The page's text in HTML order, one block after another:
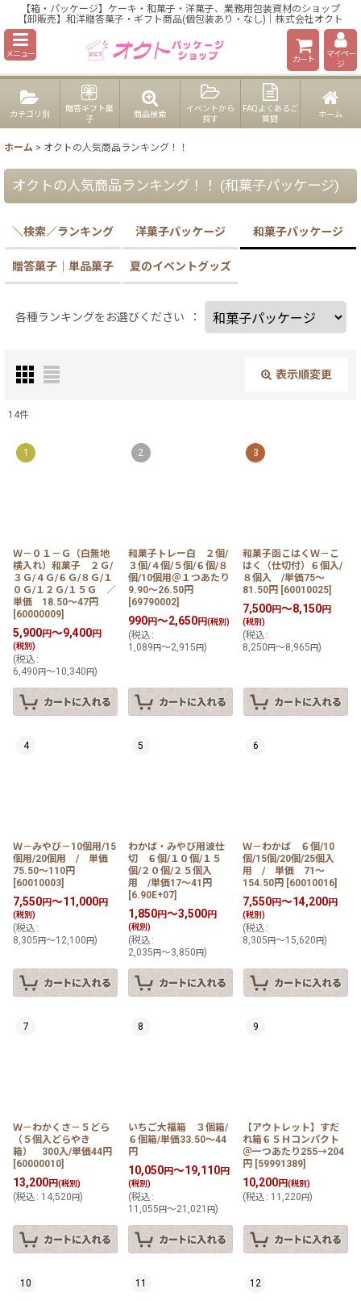
【箱・パッケージ】ケーキ・和菓子・洋菓子、業務用包装資材のショップ
【卸販売】和洋贈答菓子・ギフト商品(個包装あり・なし)｜株式会社オクト
メニュー
カート
マイペー
ジ
カテゴリ別
贈答ギフト菓
子
商品検索
イベントから
探す
FAQよくあるご
質問
ホーム
ホーム > オクトの人気商品ランキング！！
オクトの人気商品ランキング！！ (和菓子パッケージ)
＼検索／ランキング 洋菓子パッケージ 和菓子パッケージ
贈答菓子｜単品菓子 夏のイベントグッズ
各種ランキングをお選びください ：
表示順変更
14件
1
Ｗ－０１－Ｇ（白無地
横入れ）和菓子 ２Ｇ/
３Ｇ/４Ｇ/６Ｇ/８Ｇ/１
０Ｇ/１２Ｇ/１５Ｇ ／
単価 18.50〜47円
[60000009]
5,900円～9,400円
(税別)
(税込 :
6,490 円～10,340 円)
2
和菓子トレー白 ２個/
３個/４個/５個/６個/８
個/10個用＠１つあたり
9.90〜26.50円
[69790002]
990円～2,650円(税別)
(税込 :
1,089 円～2,915 円)
3
和菓子函こはくＷ－こ
はく（仕切付）６個入/
８個入 /単価75〜
81.50円 [60010025]
7,500円～8,150円
(税別)
(税込 :
8,250円～8,965円)
4
Ｗ－みやび－10個用/15
個用/20個用 / 単価
75.50〜110円
[60010003]
7,550円～11,000円
(税別)
(税込 :
8,305 円～12,100 円)
5
わかば・みやび用波仕
切 ６個/１０個/１５
個/２０個/２５個入
用 /単価17〜41円
[6.90E+07]
1,850円～3,500円
(税別)
(税込 :
2,035 円～3,850 円)
6
Ｗ－わかば ６個/10
個/15個/20個/25個入
用 / 単価 71〜
154.50円 [60010016]
7,550円～14,200円
(税別)
(税込 :
8,305円～15,620円)
7
Ｗ－わかくさ－５どら
（５個入どらやき
箱） 300入/単価44円
[60000010]
13,200円(税別)
(税込 : 14,520 円)
8
いちご大福箱 ３個箱/
６個箱/単価33.50〜44
円
10,050円～19,110円
(税別)
(税込 :
11,055 円～21,021 円)
9
【アウトレット】すだ
れ箱６５Ｈコンパクト
＠一つあたり255→204
円 [59991389]
10,200円(税別)
(税込 : 11,220円)
10 11 12